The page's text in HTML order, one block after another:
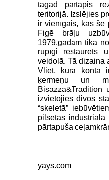
tagad pārtapis
teritorijā. Izslējies
ir vienīgais, kas še
Figē brāļu
1979.gadam tika
rūpīgi restaurēts
veidolā. Tā dizaina
Vliet, kura kontā
ķermeņu un
Bisazza&Tradition
izvietojies divos
“skeletā”
pilsētas industriālā
pārtapuša
yays.com